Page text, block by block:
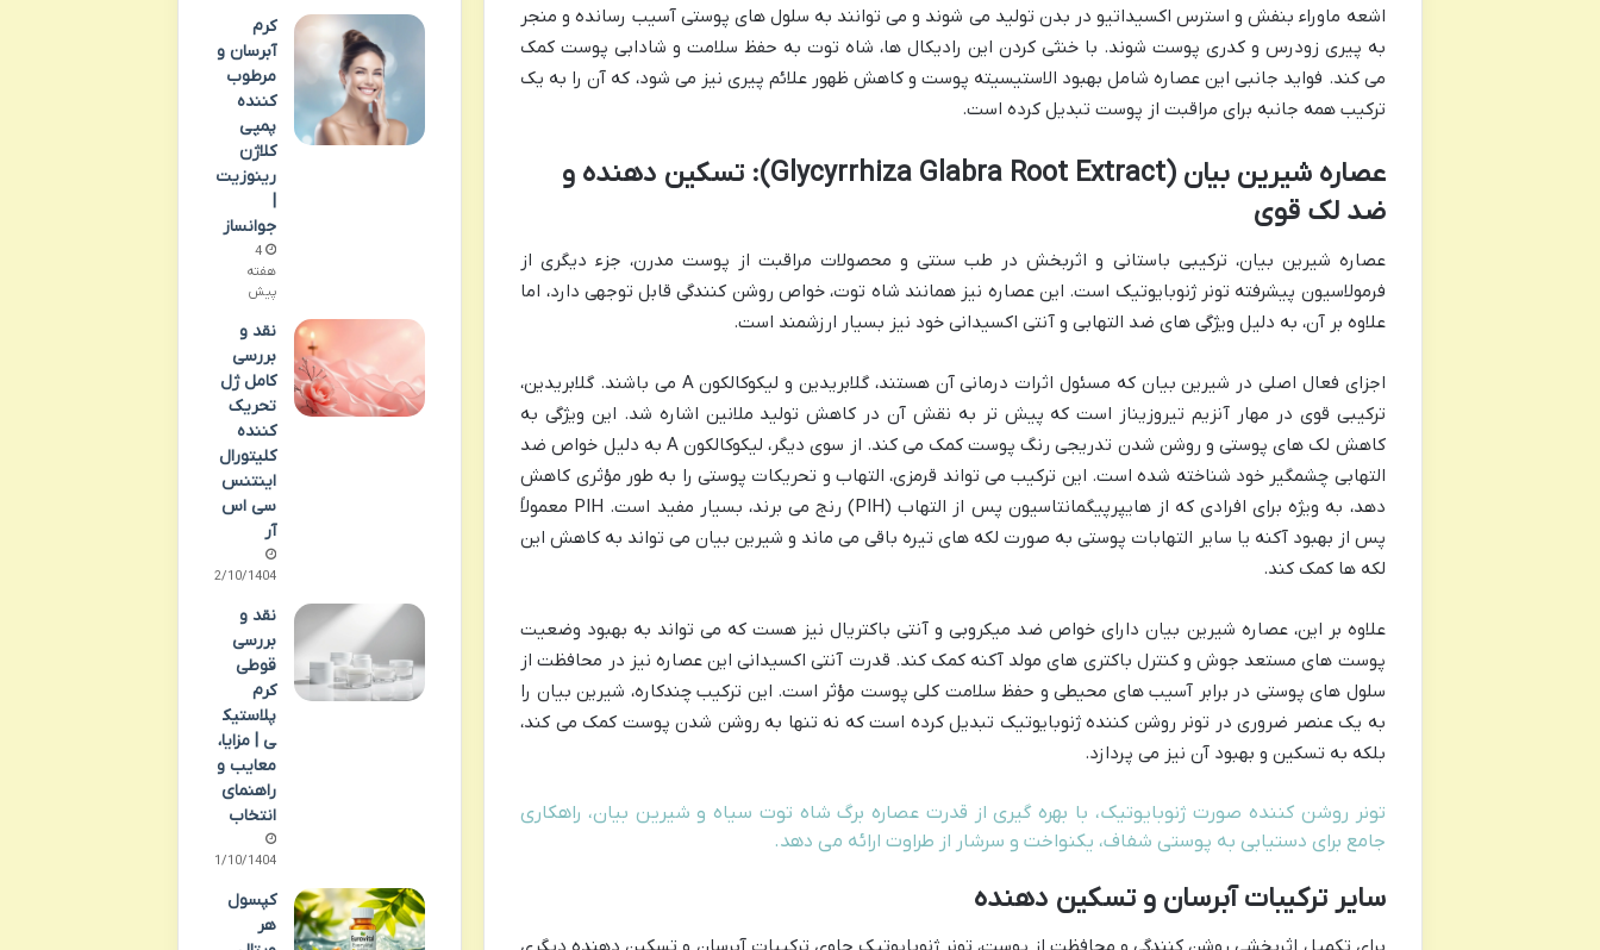
اشعه ماوراء بنفش و استرس اکسیداتیو در بدن تولید می شوند و می توانند به سلول های پوستی آسیب رسانده و منجر
به پیری زودرس و کدری پوست شوند. با خنثی کردن این رادیکال ها، شاه توت به حفظ سلامت و شادابی پوست کمک
می کند. فواید جانبی این عصاره شامل بهبود الاستیسیته پوست و کاهش ظهور علائم پیری نیز می شود، که آن را به یک
ترکیب همه جانبه برای مراقبت از پوست تبدیل کرده است.
عصاره شیرین بیان (Glycyrrhiza Glabra Root Extract): تسکین دهنده و
ضد لک قوی
عصاره شیرین بیان، ترکیبی باستانی و اثربخش در طب سنتی و محصولات مراقبت از پوست مدرن، جزء دیگری از
فرمولاسیون پیشرفته تونر ژنوبایوتیک است. این عصاره نیز همانند شاه توت، خواص روشن کنندگی قابل توجهی دارد، اما
علاوه بر آن، به دلیل ویژگی های ضد التهابی و آنتی اکسیدانی خود نیز بسیار ارزشمند است.
اجزای فعال اصلی در شیرین بیان که مسئول اثرات درمانی آن هستند، گلابریدین و لیکوکالکون A می باشند. گلابریدین،
ترکیبی قوی در مهار آنزیم تیروزیناز است که پیش تر به نقش آن در کاهش تولید ملانین اشاره شد. این ویژگی به
کاهش لک های پوستی و روشن شدن تدریجی رنگ پوست کمک می کند. از سوی دیگر، لیکوکالکون A به دلیل خواص ضد
التهابی چشمگیر خود شناخته شده است. این ترکیب می تواند قرمزی، التهاب و تحریکات پوستی را به طور مؤثری کاهش
دهد، به ویژه برای افرادی که از هایپرپیگمانتاسیون پس از التهاب (PIH) رنج می برند، بسیار مفید است. PIH معمولاً
پس از بهبود آکنه یا سایر التهابات پوستی به صورت لکه های تیره باقی می ماند و شیرین بیان می تواند به کاهش این
لکه ها کمک کند.
علاوه بر این، عصاره شیرین بیان دارای خواص ضد میکروبی و آنتی باکتریال نیز هست که می تواند به بهبود وضعیت
پوست های مستعد جوش و کنترل باکتری های مولد آکنه کمک کند. قدرت آنتی اکسیدانی این عصاره نیز در محافظت از
سلول های پوستی در برابر آسیب های محیطی و حفظ سلامت کلی پوست مؤثر است. این ترکیب چندکاره، شیرین بیان را
به یک عنصر ضروری در تونر روشن کننده ژنوبایوتیک تبدیل کرده است که نه تنها به روشن شدن پوست کمک می کند،
بلکه به تسکین و بهبود آن نیز می پردازد.
تونر روشن کننده صورت ژنوبایوتیک، با بهره گیری از قدرت عصاره برگ شاه توت سیاه و شیرین بیان، راهکاری
جامع برای دستیابی به پوستی شفاف، یکنواخت و سرشار از طراوت ارائه می دهد.
سایر ترکیبات آبرسان و تسکین دهنده
کرم
آبرسان و
مرطوب
کننده
پمپی
کلاژن
رینوزیت
جوانساز
4
هفته
پیش
نقد و
بررسی
کامل ژل
تحریک
کننده
کلیتورال
اینتنس
سی اس
آر
02/10/1404
نقد و
بررسی
قوطی
کرم
پلاستیک
ی | مزایا،
معایب و
راهنمای
انتخاب
01/10/1404
کپسول
هر